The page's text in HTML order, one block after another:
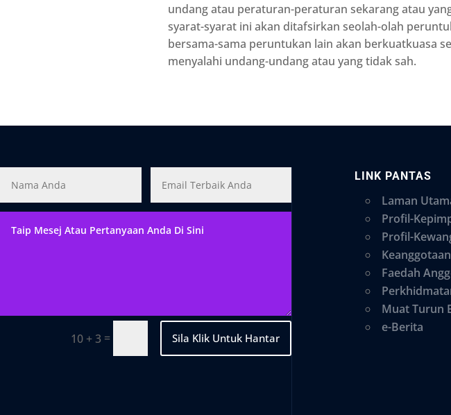
undang atau peraturan-peraturan sekarang atau
syarat-syarat ini akan ditafsirkan seolah-olah
bersama-sama peruntukan lain akan berkuatkuasa
menyalahi undang-undang atau yang tidak sah.
10 + 3 = Sila Klik Untuk Hantar
LINK PANTAS
Laman
Profil-
Profil-
Keanggotaan
Faedah
Muat Turun
e-Berita